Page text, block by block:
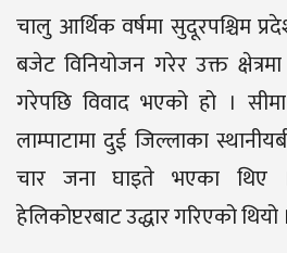
चालु आर्थिक वर्षमा सुदूरपश्चिम
बजेट विनियोजन गरेर उक्त
गरेपछि विवाद भएको हो ।
लाम्पाटामा दुई जिल्लाका
चार जना घाइते भएका थिए
हेलिकोप्टरबाट उद्धार गरिएको थियो ।